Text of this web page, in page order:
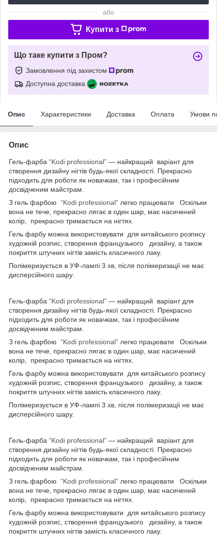
або
Купити з
Що таке купити з Пром?
Замовлення під захистом
Доступна доставка
Опис Характеристики Доставка Оплата Умови
Опис
Гель-фарба “Kodi professional” — найкращий варіант для
створення дизайну нігтів будь-якої складності. Прекрасно
підходить для роботи як новачкам, так і професійним
досвідченим майстрам.
З гель фарбою “Kodi professional” легко працювати Оскільки
вона не тече, прекрасно лягає в один шар, має насичений
колір, прекрасно тримається на нігтях.
Гель фарбу можна використовувати для китайського розпису
художній розпис, створення французького дизайну, а також
покриття штучних нігтів замість класичного лаку.
Полімеризується в УФ-лампі 3 хв, після полімеризації не має
дисперсійного шару.
Гель-фарба “Kodi professional” — найкращий варіант для
створення дизайну нігтів будь-якої складності. Прекрасно
підходить для роботи як новачкам, так і професійним
досвідченим майстрам.
З гель фарбою “Kodi professional” легко працювати Оскільки
вона не тече, прекрасно лягає в один шар, має насичений
колір, прекрасно тримається на нігтях.
Гель фарбу можна використовувати для китайського розпису
художній розпис, створення французького дизайну, а також
покриття штучних нігтів замість класичного лаку.
Полімеризується в УФ-лампі 3 хв, після полімеризації не має
дисперсійного шару.
Гель-фарба “Kodi professional” — найкращий варіант для
створення дизайну нігтів будь-якої складності. Прекрасно
підходить для роботи як новачкам, так і професійним
досвідченим майстрам.
З гель фарбою “Kodi professional” легко працювати Оскільки
вона не тече, прекрасно лягає в один шар, має насичений
колір, прекрасно тримається на нігтях.
Гель фарбу можна використовувати для китайського розпису
художній розпис, створення французького дизайну, а також
покриття штучних нігтів замість класичного лаку.